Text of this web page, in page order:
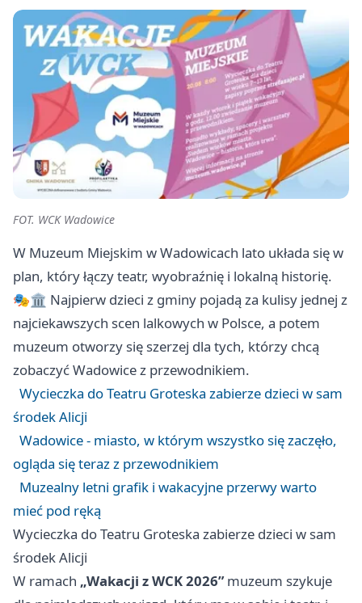
FOT. WCK Wadowice
W Muzeum Miejskim w Wadowicach lato układa się w
plan, który łączy teatr, wyobraźnię i lokalną historię.
🎭🏛️ Najpierw dzieci z gminy pojadą za kulisy jednej z
najciekawszych scen lalkowych w Polsce, a potem
muzeum otworzy się szerzej dla tych, którzy chcą
zobaczyć Wadowice z przewodnikiem.
Wycieczka do Teatru Groteska zabierze dzieci w sam
środek Alicji
Wadowice - miasto, w którym wszystko się zaczęło,
ogląda się teraz z przewodnikiem
Muzealny letni grafik i wakacyjne przerwy warto
mieć pod ręką
Wycieczka do Teatru Groteska zabierze dzieci w sam
środek Alicji
W ramach „Wakacji z WCK 2026”muzeum szykuje